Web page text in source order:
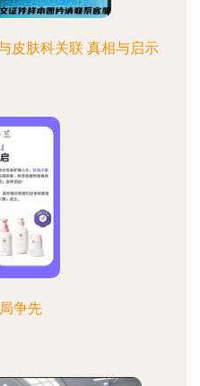
皮肤科关联 真相与启示
争先